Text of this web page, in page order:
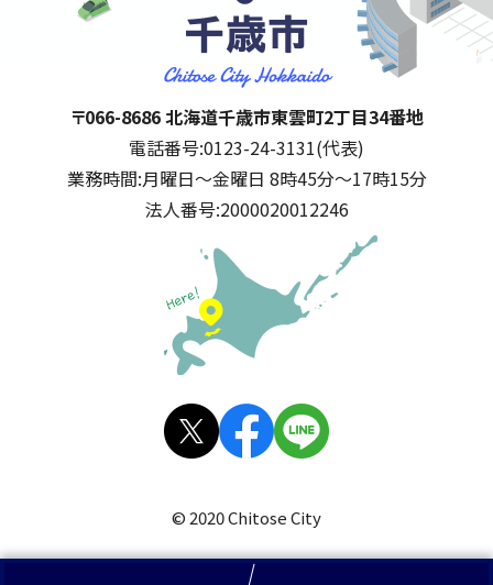
千歳市
住所:
〒066-8686 北海道千歳市東雲町2丁目34番地
電話番号:0123-24-3131(代表)
業務時間:月曜日～金曜日 8時45分～17時15分
法人番号:2000020012246
公式SNS
© 2020 Chitose City